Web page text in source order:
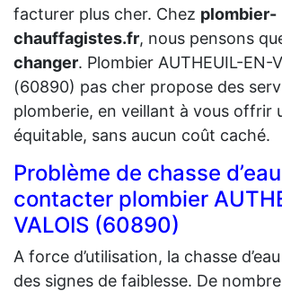
facturer plus cher. Chez plombier-
chauffagistes.fr, nous pensons
changer. Plombier AUTHEUIL-EN-
(60890) pas cher propose des
plomberie, en veillant à vous offrir
équitable, sans aucun coût caché.
Problème de chasse
contacter plombier
VALOIS (60890)
A force d’utilisation, la chasse
des signes de faiblesse. De